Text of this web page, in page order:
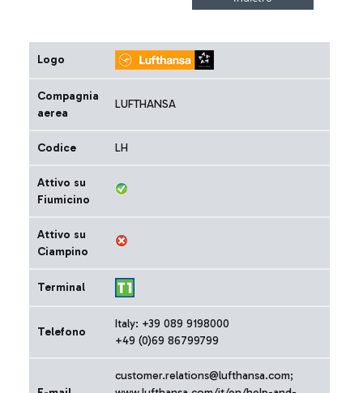
Logo
Compagnia
aerea
LUFTHANSA
Codice LH
Attivo su
Fiumicino
Attivo su
Ciampino
Terminal
Telefono
Italy: +39 089 9198000
+49 (0)69 86799799
customer.relations@lufthansa.com;